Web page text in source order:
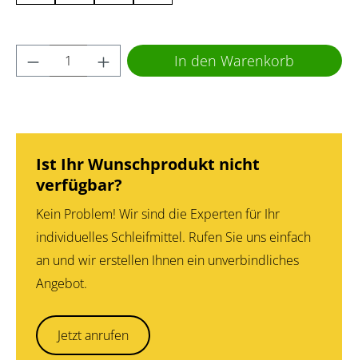
Produkt Anzahl: Gib den gewünschten
In den Warenkorb
Ist Ihr Wunschprodukt nicht
verfügbar?
Kein Problem! Wir sind die Experten für Ihr
individuelles Schleifmittel. Rufen Sie uns einfach
an und wir erstellen Ihnen ein unverbindliches
Angebot.
Jetzt anrufen